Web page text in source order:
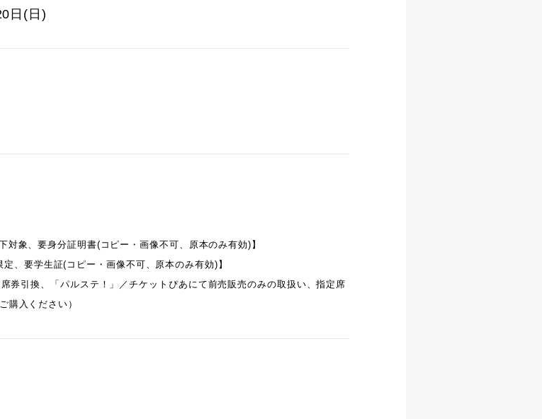
日(日)
対象、要身分証明書(コピー・画像不可、原本のみ有効)】
定、要学生証(コピー・画像不可、原本のみ有効)】
券引換、「パルステ！」／チケットぴあにて前売販売のみの取扱い、指定席
購入ください）